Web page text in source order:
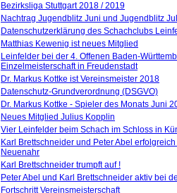
Bezirksliga Stuttgart 2018 / 2019
Nachtrag Jugendblitz Juni und Jugendblitz
Datenschutzerklärung des Schachclubs
Matthias Kewenig ist neues Mitglied
Leinfelder bei der 4. Offenen Baden-
Einzelmeisterschaft in Freudenstadt
Dr. Markus Kottke ist Vereinsmeister 2018
Datenschutz-Grundverordnung (DSGVO)
Dr. Markus Kottke - Spieler des Monats Juni
Neues Mitglied Julius Kopplin
Vier Leinfelder beim Schach im Schloss in
Karl Brettschneider und Peter Abel
Neuenahr
Karl Brettschneider trumpft auf !
Peter Abel und Karl Brettschneider aktiv bei
Fortschritt Vereinsmeisterschaft